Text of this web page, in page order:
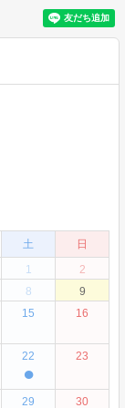
土
日
1
2
8
9
15 16
22
●
23
29 30